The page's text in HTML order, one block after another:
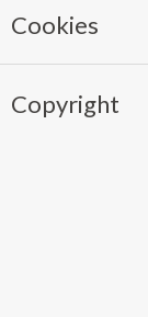
Cookies
Copyright